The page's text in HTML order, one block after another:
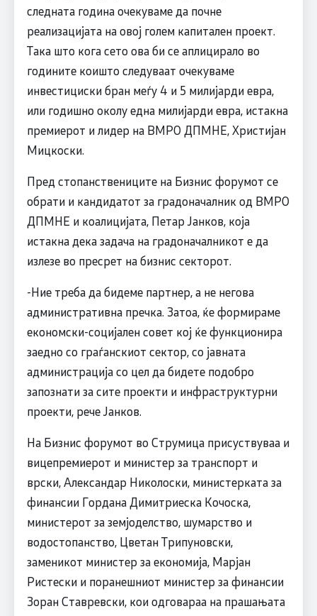
следната година очекуваме да почне
реализацијата на овој голем капитален проект.
Така што кога сето ова би се аплицирало во
годините коишто следуваат очекуваме
инвестициски бран меѓу 4 и 5 милијарди евра,
или годишно околу една милијарди евра, истакна
премиерот и лидер на ВМРО ДПМНЕ, Христијан
Мицкоски.
Пред стопанствениците на Бизнис форумот се
обрати и кандидатот за градоначалник од ВМРО
ДПМНЕ и коалицијата, Петар Јанков, која
истакна дека задача на градоначалникот е да
излезе во пресрет на бизнис секторот.
-Ние треба да бидеме партнер, а не негова
административна пречка. Затоа, ќе формираме
економски-социјален совет кој ќе функционира
заедно со граѓанскиот сектор, со јавната
администрација со цел да бидете подобро
запознати за сите проекти и инфраструктурни
проекти, рече Јанков.
На Бизнис форумот во Струмица присуствуваа и
вицепремиерот и министер за транспорт и
врски, Александар Николоски, министерката за
финансии Гордана Димитриеска Кочоска,
министерот за земјоделство, шумарство и
водостопанство, Цветан Трипуновски,
заменикот министер за економија, Марјан
Ристески и поранешниот министер за финансии
Зоран Ставревски, кои одговараа на прашањата